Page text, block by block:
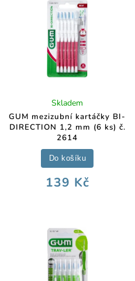
GUM mezizubní kartáčky BI-
DIRECTION 1,2 mm (6 ks) č.
2614
Skladem
139 Kč
Do košíku